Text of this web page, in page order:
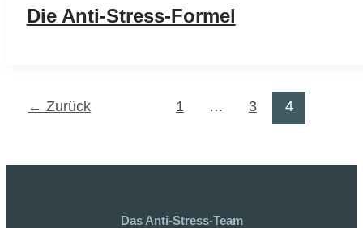
Die Anti-Stress-Formel
← Zurück 1 … 3 4
Das Anti-Stress-Team